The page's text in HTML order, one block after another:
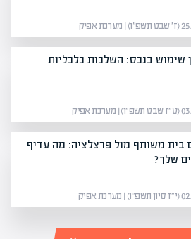
אפיק
שימוש בנכס: השלכות כלכליות
אפיק
בית משותף מול פרצלציה: מה עדיף
שלך?
אפיק